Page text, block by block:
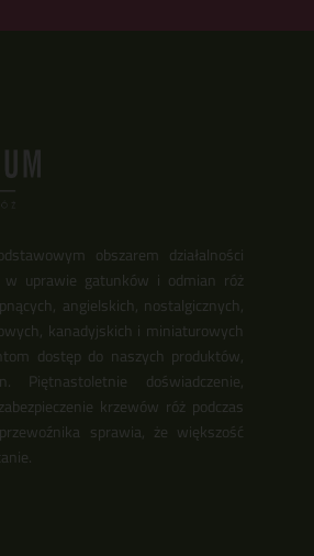
obszarem działalności
w uprawie gatunków i odmian róż
angielskich, nostalgicznych,
kanadyjskich i miniaturowych
dostęp do naszych produktów,
Piętnastoletnie doświadczenie,
krzewów róż podczas
sprawia, że większość